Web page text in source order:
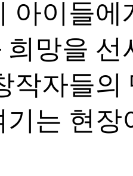
아이들에
희망을 선
작자들의
기는 현장